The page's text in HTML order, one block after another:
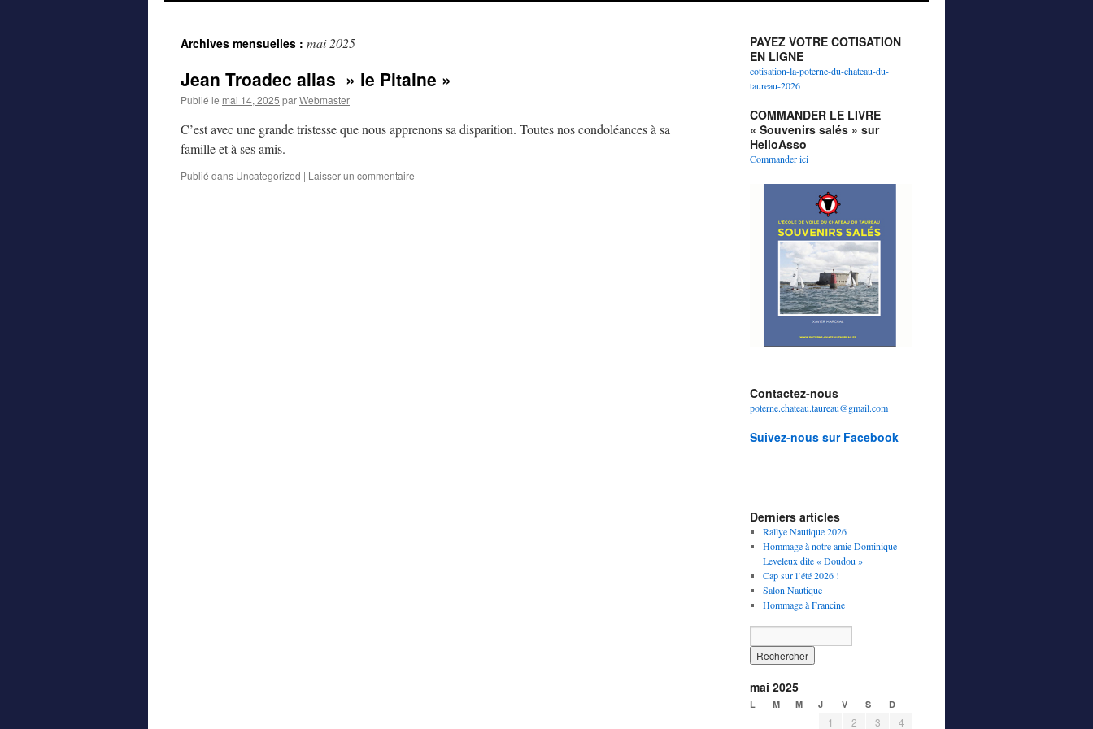
contenu
Archives mensuelles : mai 2025
Jean Troadec alias » le Pitaine »
Publié le mai 14, 2025 parWebmaster
C’est avec une grande tristesse que nous apprenons sa disparition. Toutes nos condoléances à sa
famille et à ses amis.
Publié dans Uncategorized | Laisser un commentaire
PAYEZ VOTRE COTISATION
EN LIGNE
cotisation-la-poterne-du-chateau-du-
taureau-2026
COMMANDER LE LIVRE
« Souvenirs salés » sur
HelloAsso
Commander ici
Contactez-nous
poterne.chateau.taureau@gmail.com
Suivez-nous sur Facebook
Derniers articles
Rallye Nautique 2026
Hommage à notre amie Dominique
Leveleux dite « Doudou »
Cap sur l’été 2026 !
Salon Nautique
Hommage à Francine
mai 2025
L M M J V S D
1 2 3 4